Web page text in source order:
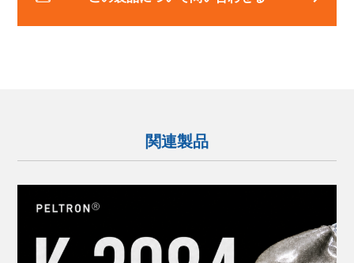
関連製品